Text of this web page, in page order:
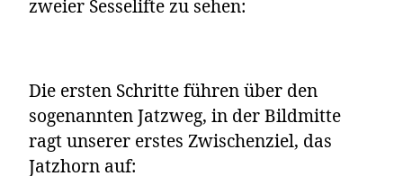
zweier Sesselifte zu sehen:
Die ersten Schritte führen über den
sogenannten Jatzweg, in der Bildmitte
ragt unserer erstes Zwischenziel, das
Jatzhorn auf: